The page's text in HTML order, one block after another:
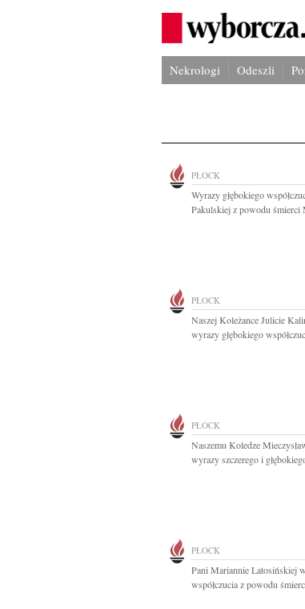
Nekrologi Odeszli
PŁOCK
Wyrazy głębokiego
Pakulskiej z powodu śmierci
PŁOCK
Naszej Koleżance Julicie
wyrazy głębokiego
PŁOCK
Naszemu Koledze
wyrazy szczerego i
PŁOCK
Pani Mariannie Latosińskiej
współczucia z powodu